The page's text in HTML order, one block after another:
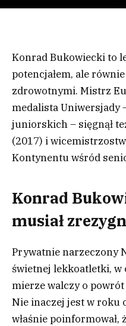
Konrad Bukowiecki to
potencjałem, ale
zdrowotnymi. Mistrz
medalista Uniwersjady
juniorskich – sięgnął
(2017) i
Kontynentu wśród
Konrad
musiał
Prywatnie narzeczony
świetnej lekkoatletki, w
mierze walczy o powrót
Nie inaczej jest w
właśnie